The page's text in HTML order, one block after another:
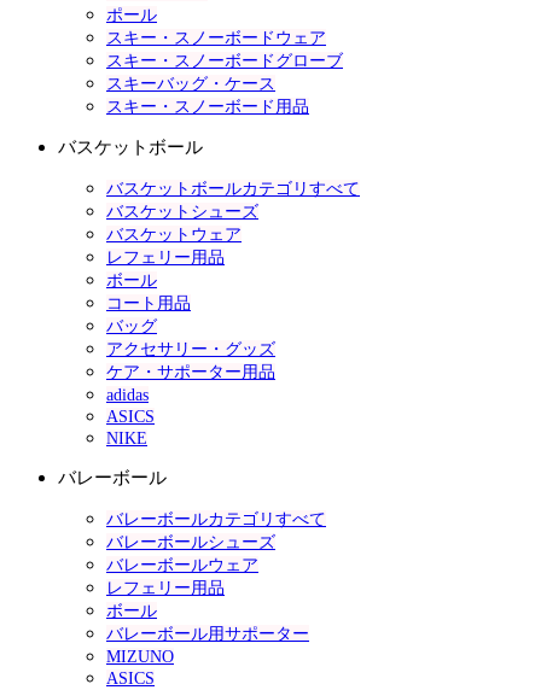
ポール
スキー・スノーボードウェア
スキー・スノーボードグローブ
スキーバッグ・ケース
スキー・スノーボード用品
バスケットボール
バスケットボールカテゴリすべて
バスケットシューズ
バスケットウェア
レフェリー用品
ボール
コート用品
バッグ
アクセサリー・グッズ
ケア・サポーター用品
adidas
ASICS
NIKE
バレーボール
バレーボールカテゴリすべて
バレーボールシューズ
バレーボールウェア
レフェリー用品
ボール
バレーボール用サポーター
MIZUNO
ASICS